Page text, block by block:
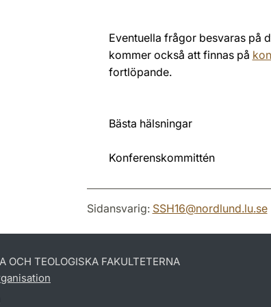
Eventuella frågor besvaras på
kommer också att finnas på
fortlöpande.
Bästa hälsningar
Konferenskommittén
Sidansvarig: SSH16@nordlund.lu.se
OCH TEOLOGISKA FAKULTETERNA